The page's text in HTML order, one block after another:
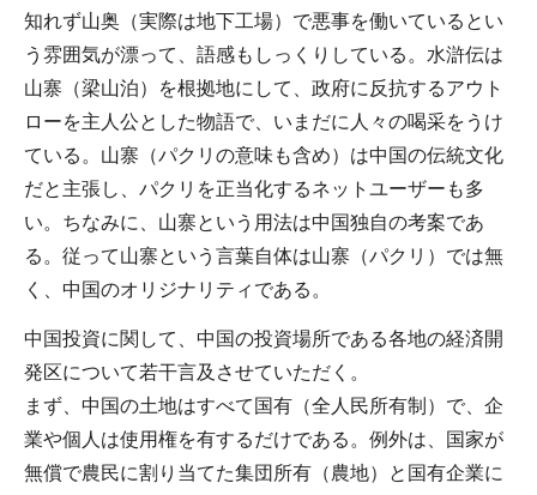
知れず山奥（実際は地下工場）で悪事を働いているとい
う雰囲気が漂って、語感もしっくりしている。水滸伝は
山寨（梁山泊）を根拠地にして、政府に反抗するアウト
ローを主人公とした物語で、いまだに人々の喝采をうけ
ている。山寨（パクリの意味も含め）は中国の伝統文化
だと主張し、パクリを正当化するネットユーザーも多
い。ちなみに、山寨という用法は中国独自の考案であ
る。従って山寨という言葉自体は山寨（パクリ）では無
く、中国のオリジナリティである。
中国投資に関して、中国の投資場所である各地の経済開
発区について若干言及させていただく。
まず、中国の土地はすべて国有（全人民所有制）で、企
業や個人は使用権を有するだけである。例外は、国家が
無償で農民に割り当てた集団所有（農地）と国有企業に